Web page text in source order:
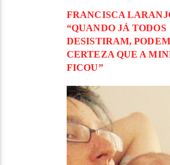
FRANCISCA
“QUANDO JÁ TODOS
DESISTIRAM,
CERTEZA QUE A
FICOU”